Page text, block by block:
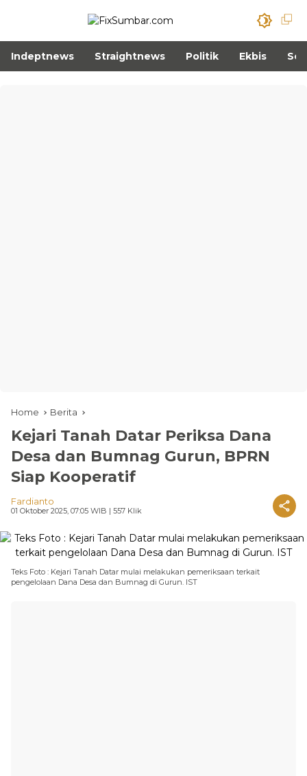
Indeptnews Straightnews Politik Ekbis
Home Berita
Kejari Tanah Datar Periksa Dana
Desa dan Bumnag Gurun, BPRN
Siap Kooperatif
Fardianto
01 Oktober 2025, 07:05 WIB | 557 Klik
Teks Foto : Kejari Tanah Datar mulai melakukan pemeriksaan terkait
pengelolaan Dana Desa dan Bumnag di Gurun. IST